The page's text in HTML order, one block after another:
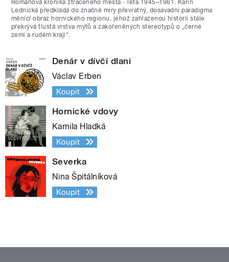
Románová kronika ztraceného města - léta 1945–1961. Karin
Lednická předkládá do značné míry převratný, dosavadní paradigma
měnící obraz hornického regionu, jehož zahlazenou historii stále
překrývá tlustá vrstva mýtů a zakořeněných stereotypů o „černé
zemi a rudém kraji“.
Denár v dívčí dlani
Václav Erben
Koupit
Hornické vdovy
Kamila Hladká
Koupit
Severka
Nina Špitálníková
Koupit